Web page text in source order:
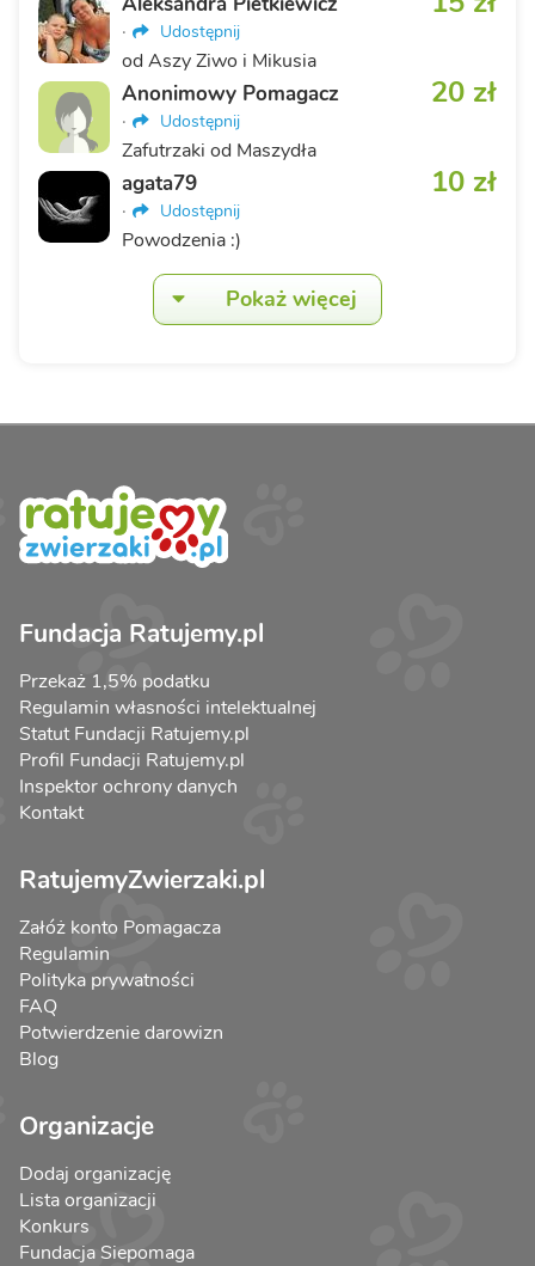
· Udostępnij
od Aszy Ziwo i Mikusia
20 zł
Anonimowy Pomagacz
· Udostępnij
Zafutrzaki od Maszydła
10 zł
agata79
· Udostępnij
Powodzenia :)
Pokaż więcej
Fundacja Ratujemy.pl
Przekaż 1,5% podatku
Regulamin własności intelektualnej
Statut Fundacji Ratujemy.pl
Profil Fundacji Ratujemy.pl
Inspektor ochrony danych
Kontakt
RatujemyZwierzaki.pl
Załóż konto Pomagacza
Regulamin
Polityka prywatności
FAQ
Potwierdzenie darowizn
Blog
Organizacje
Dodaj organizację
Lista organizacji
Konkurs
Fundacja Siepomaga